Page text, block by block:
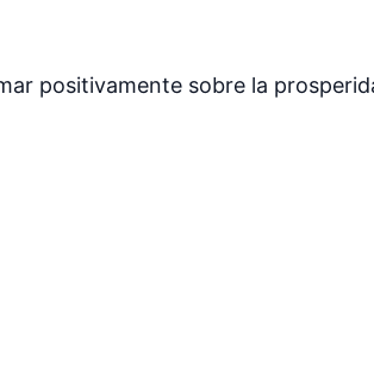
positivamente sobre la